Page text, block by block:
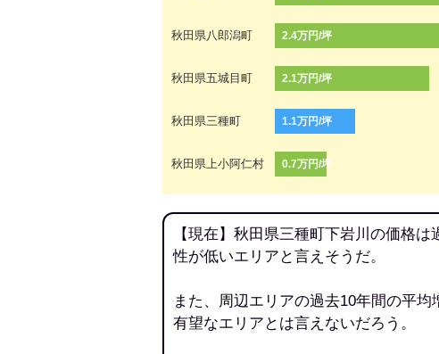
秋田県八郎潟町 2.4万円/坪
秋田県五城目町 2.1万円/坪
秋田県三種町 1.1万円/坪
秋田県上小阿仁村 0.7万円/坪
【現在】秋田県三種町下岩川の価格は
性が低いエリアと言えそうだ。
また、周辺エリアの過去10年間の平均
有望なエリアとは言えないだろう。